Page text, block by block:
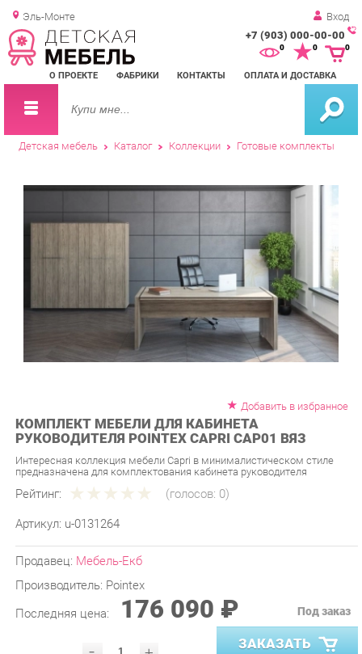
Эль-Монте Вход
+7 (903) 000-00-00
О ПРОЕКТЕ ФАБРИКИ КОНТАКТЫ ОПЛАТА И ДОСТАВКА
0 0
Детская мебель Каталог Коллекции Готовые комплекты
КОМПЛЕКТ МЕБЕЛИ ДЛЯ КАБИНЕТА
РУКОВОДИТЕЛЯ POINTEX CAPRI CAP01 ВЯЗ
Интересная коллекция мебели Capri в минималистическом стиле
Рейтинг: (голосов:0)
Артикул: u-0131264
Производитель:Pointex
Последняя цена: 176 090 ₽
- ЗАКАЗАТЬ